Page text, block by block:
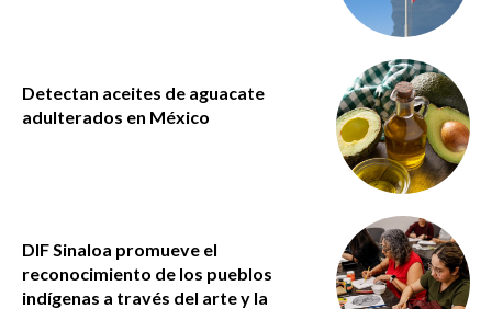
Detectan aceites de aguacate
adulterados en México
DIF Sinaloa promueve el
reconocimiento de los pueblos
indígenas a través del arte y la